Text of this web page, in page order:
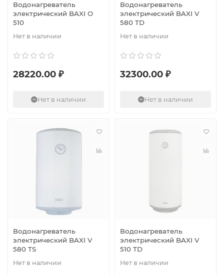
Водонагреватель
электрический BAXI O
510
Нет в наличии
28220.00 ₽
Нет в наличии
Водонагреватель
электрический BAXI V
580 TD
Нет в наличии
32300.00 ₽
Нет в наличии
Водонагреватель
электрический BAXI V
580 TS
Нет в наличии
Водонагреватель
электрический BAXI V
510 TD
Нет в наличии